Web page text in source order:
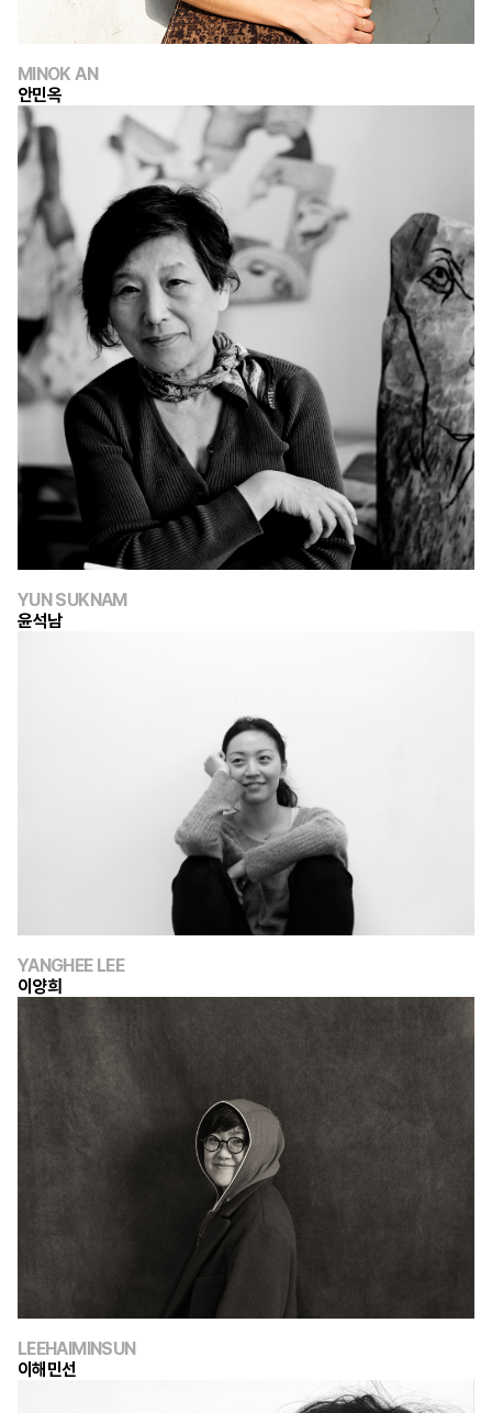
MINOK AN
안민옥
YUN SUKNAM
윤석남
YANGHEE LEE
이양희
LEEHAIMINSUN
이해민선